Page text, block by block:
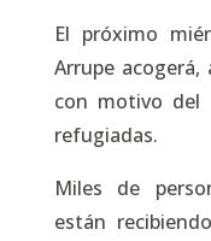
El próximo
Arrupe
con motivo del
refugiadas.
Miles de
están